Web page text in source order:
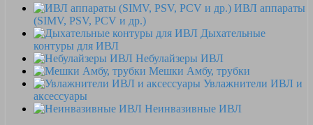
ИВЛ аппараты
(SIMV, PSV, PCV и др.)
Дыхательные
контуры для ИВЛ
Небулайзеры ИВЛ
Мешки Амбу, трубки
Увлажнители ИВЛ и
аксессуары
Неинвазивные ИВЛ